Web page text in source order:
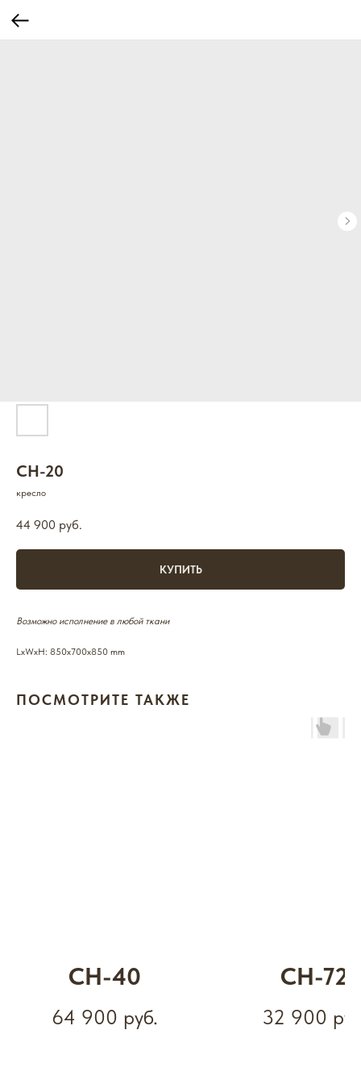
CH-20
кресло
44 900 руб.
КУПИТЬ
Возможно исполнение в любой ткани
LxWxH: 850x700x850 mm
ПОСМОТРИТЕ ТАКЖЕ
CH-40
64 900 руб.
СН-72
32 900